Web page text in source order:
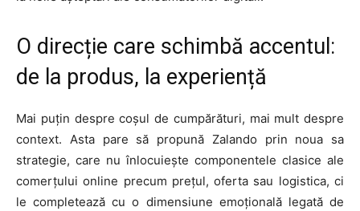
O direcție care schimbă accentul:
de la produs, la experiență
Mai puțin despre coșul de cumpărături, mai mult despre
context. Asta pare să propună Zalando prin noua sa
strategie, care nu înlocuiește componentele clasice ale
comerțului online precum prețul, oferta sau logistica, ci
le completează cu o dimensiune emoțională legată de